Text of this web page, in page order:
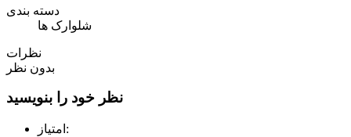
دسته بندی
شلوارک ها
نظرات
بدون نظر
نظر خود را بنویسید
امتیاز: